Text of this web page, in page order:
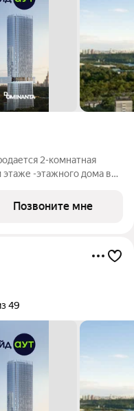
2-комнатная
-этажного дома в
Сити, Воробьевы
Позвоните мне
49